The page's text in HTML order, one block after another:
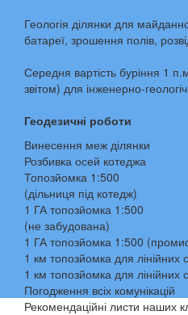
Геологія ділянки для
батареї, зрошення полів,
Середня вартість буріння 1
звітом) для інженерно-
Геодезичні роботи
Винесення меж ділянки
Розбивка осей котеджа
Топозйомка 1:500
(дільниця під котедж)
1 ГА топозйомка 1:500
(не забудована)
1 ГА топозйомка 1:500
1 км топозйомка для лінійних
1 км топозйомка для лінійних
Погодження всіх комунікацій
Рекомендаційні листи наших